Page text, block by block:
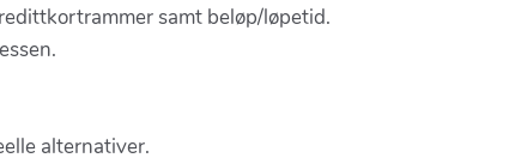
samt beløp/løpetid.
alternativer.